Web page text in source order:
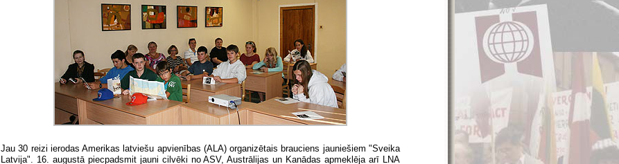
Jau 30 reizi ierodas Amerikas latviešu apvienības (ALA) organizētais brauciens jauniešiem "Sveika
Latvija". 16. augustā piecpadsmit jauni cilvēki no ASV, Austrālijas un Kanādas apmeklēja arī LNA